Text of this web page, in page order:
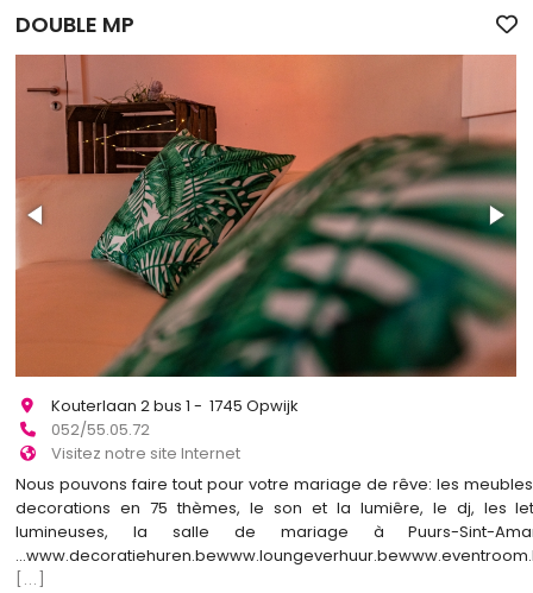
DOUBLE MP
Kouterlaan 2 bus 1 - 1745 Opwijk
052/55.05.72
Visitez notre site Internet
Nous pouvons faire tout pour votre mariage de rêve: les
decorations en 75 thèmes, le son et la lumiêre, le dj, les
lumineuses, la salle de mariage à Puurs-Sint-
[...]